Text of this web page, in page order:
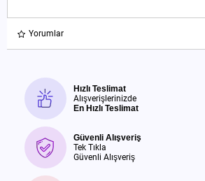
Yorumlar
Hızlı Teslimat
Alışverişlerinizde
En Hızlı Teslimat
Güvenli Alışveriş
Tek Tıkla
Güvenli Alışveriş